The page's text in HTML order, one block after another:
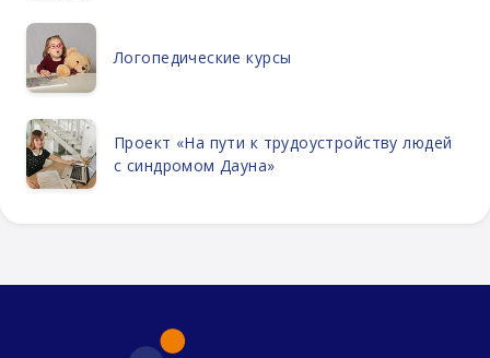
Логопедические курсы
Проект «На пути к трудоустройству людей
с синдромом Дауна»